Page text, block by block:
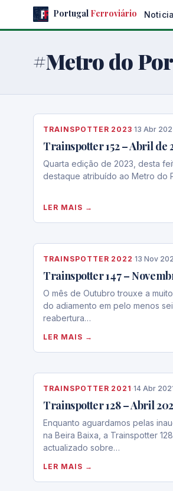
Portugal Ferroviário
#Metro do
TRAINSPOTTER 2023·13 Abr
Trainspotter 152 – Abril de
Quarta edição de 2023, desta
destaque atribuído ao Metro do
LER MAIS →
TRAINSPOTTER 2022 ·13 Nov
Trainspotter 147 –
O mês de Outubro trouxe a
do adiamento em pelo menos
reabertura…
LER MAIS →
TRAINSPOTTER 2021 ·14 Abr
Trainspotter 128 – Abril
Enquanto aguardamos pelas
na Beira Baixa, a Trainspotter
actualizado sobre…
LER MAIS →